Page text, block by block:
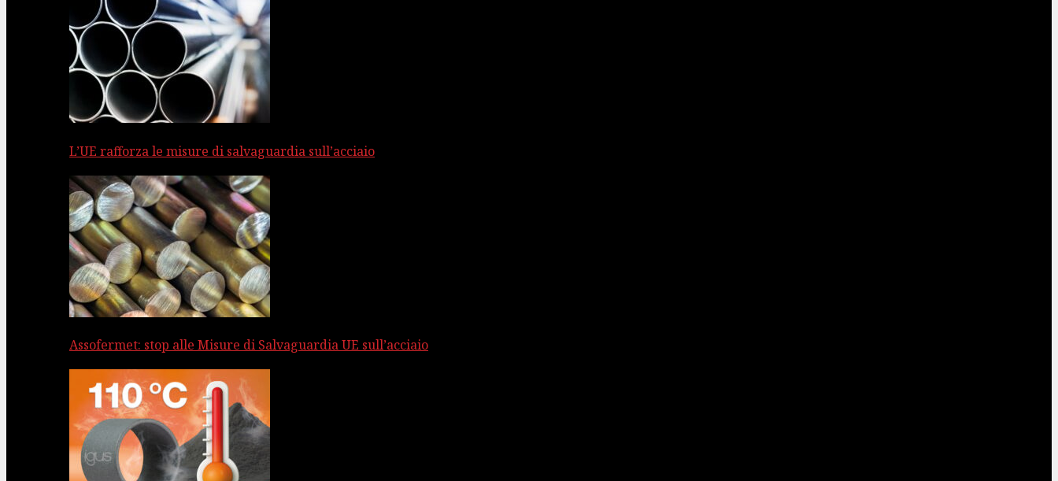
L’UE rafforza le misure di salvaguardia sull’acciaio
Assofermet: stop alle Misure di Salvaguardia UE sull’acciaio